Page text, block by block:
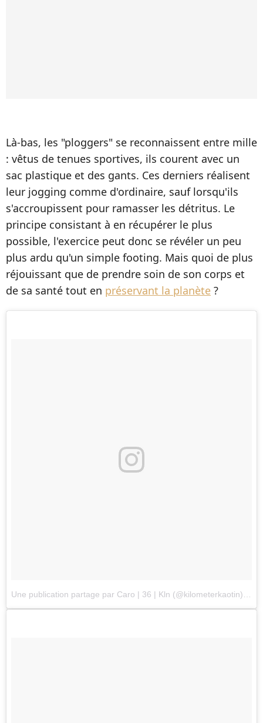
Là-bas, les "ploggers" se reconnaissent entre mille
: vêtus de tenues sportives, ils courent avec un
sac plastique et des gants. Ces derniers réalisent
leur jogging comme d'ordinaire, sauf lorsqu'ils
s'accroupissent pour ramasser les détritus. Le
principe consistant à en récupérer le plus
possible, l'exercice peut donc se révéler un peu
plus ardu qu'un simple footing. Mais quoi de plus
réjouissant que de prendre soin de son corps et
de sa santé tout en préservant la planète ?